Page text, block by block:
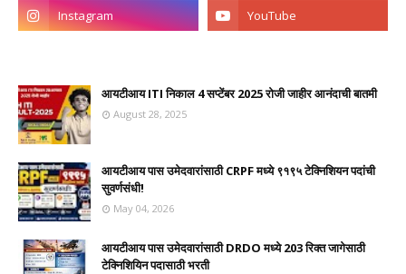
आयटीआय ITI निकाल 4 सप्टेंबर 2025 रोजी जाहीर आनंदाची बातमी
August 28, 2025
आयटीआय पास उमेदवारांसाठी CRPF मध्ये ९१९५ टेक्निशियन पदांची
सुवर्णसंधी!
May 04, 2026
आयटीआय पास उमेदवारांसाठी DRDO मध्ये 203 रिक्त जागेसाठी
टेक्निशियिन पदासाठी भरती